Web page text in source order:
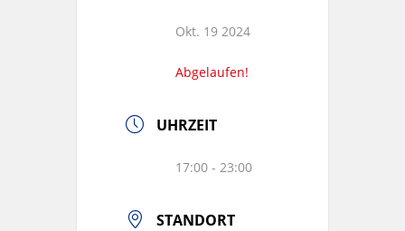
Okt. 19 2024
Abgelaufen!
UHRZEIT
17:00 - 23:00
STANDORT